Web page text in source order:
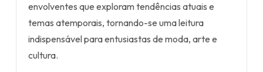
envolventes que exploram tendências atuais e
temas atemporais, tornando-se uma leitura
indispensável para entusiastas de moda, arte e
cultura.